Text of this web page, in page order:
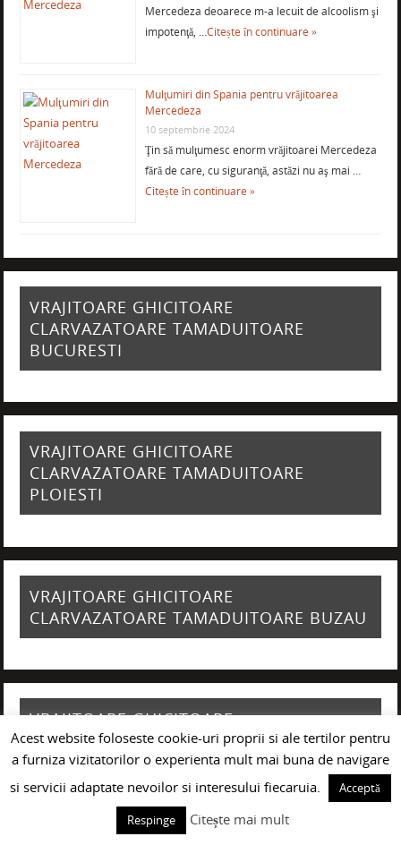
Mercedeza deoarece m-a lecuit de alcoolism şi
impotenţă, …Citește în continuare »
Mulţumiri din Spania pentru vrăjitoarea
Mercedeza
10 septembrie 2024
Ţin să mulţumesc enorm vrăjitoarei Mercedeza
fără de care, cu siguranţă, astăzi nu aş mai …
Citește în continuare »
VRAJITOARE GHICITOARE
CLARVAZATOARE TAMADUITOARE
BUCURESTI
VRAJITOARE GHICITOARE
CLARVAZATOARE TAMADUITOARE
PLOIESTI
VRAJITOARE GHICITOARE
CLARVAZATOARE TAMADUITOARE BUZAU
VRAJITOARE GHICITOARE
CLARVAZATOARE TAMADUITOARE GALATI
Acest website foloseste cookie-uri proprii si ale tertilor pentru
a furniza vizitatorilor o experienta mult mai buna de navigare
si servicii adaptate nevoilor si interesului fiecaruia.
Acceptă
Respinge
Citește mai mult